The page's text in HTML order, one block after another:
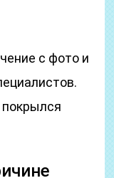
с фото и
покрылся